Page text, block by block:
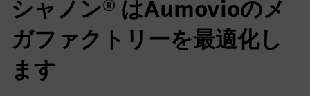
シャノン® はAumovioのメ
ガファクトリーを最適化し
ます